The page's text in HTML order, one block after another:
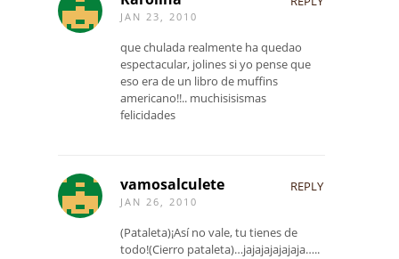
JAN 23, 2010
que chulada realmente ha quedao
espectacular, jolines si yo pense que
eso era de un libro de muffins
americano!!.. muchisisismas
felicidades
vamosalculete
JAN 26, 2010
REPLY
(Pataleta)¡Así no vale, tu tienes de
todo!(Cierro pataleta)…jajajajajajaja…..